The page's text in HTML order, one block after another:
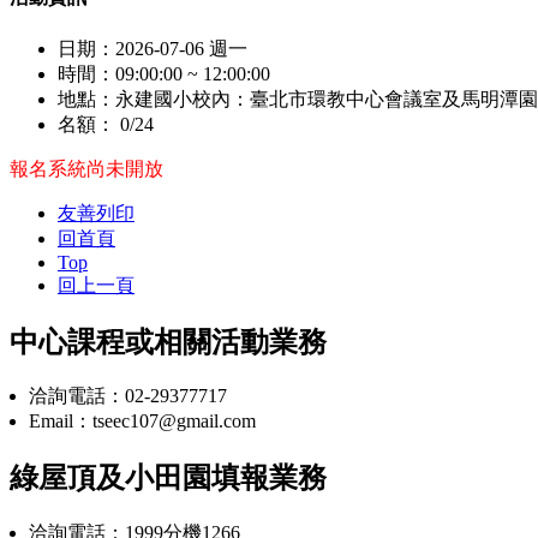
日期： 2026-07-06 週一
時間： 09:00:00 ~ 12:00:00
地點： 永建國小校內：臺北市環教中心會議室及馬明潭
名額：
0/24
報名系統尚未開放
友善列印
回首頁
Top
回上一頁
中心課程或相關活動業務
洽詢電話：02-29377717
Email：tseec107@gmail.com
綠屋頂及小田園填報業務
洽詢電話：1999分機1266